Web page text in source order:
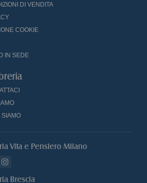
DI VENDITA
COOKIE
IN SEDE
SIAMO
Vita e Pensiero Milano
Brescia